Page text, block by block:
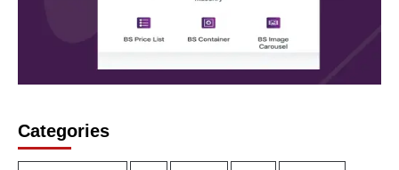
Categories